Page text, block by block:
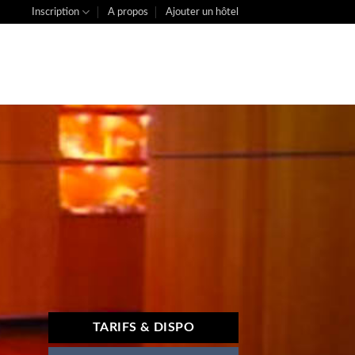
Inscription A propos Ajouter un hôtel
TARIFS & DISPO